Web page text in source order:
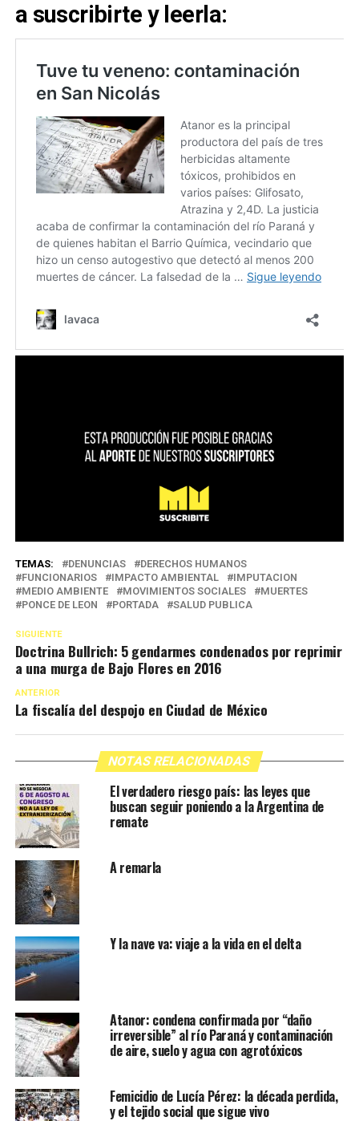
a suscribirte y leerla:
TEMAS: DENUNCIAS
DERECHOS HUMANOS
FUNCIONARIOS
IMPACTO AMBIENTAL
IMPUTACION
MEDIO AMBIENTE
MOVIMIENTOS SOCIALES
MUERTES
PONCE DE LEON
PORTADA SALUD PUBLICA
SIGUIENTE
Doctrina Bullrich: 5 gendarmes condenados por reprimir
a una murga de Bajo Flores en 2016
ANTERIOR
La fiscalía del despojo en Ciudad de México
NOTAS RELACIONADAS
El verdadero riesgo país: las leyes que
buscan seguir poniendo a la Argentina de
remate
A remarla
Y la nave va: viaje a la vida en el delta
Atanor: condena confirmada por “daño
irreversible” al río Paraná y contaminación
de aire, suelo y agua con agrotóxicos
Femicidio de Lucía Pérez: la década perdida,
y el tejido social que sigue vivo